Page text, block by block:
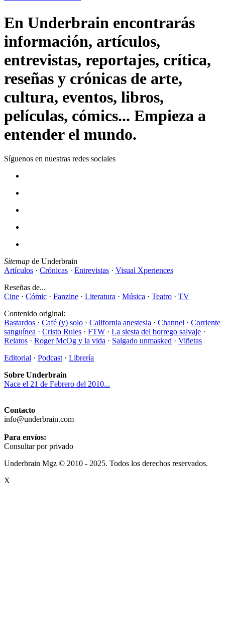
En Underbrain encontrarás
información, artículos,
entrevistas, reportajes, crítica,
reseñas y crónicas de arte,
cultura, eventos, libros,
películas, cómics... Empieza a
entender el mundo.
Síguenos en nuestras redes sociales
Sitemap de Underbrain
Artículos · Crónicas · Entrevistas · Visual Xperiences
Reseñas de...
Cine · Cómic · Fanzine · Literatura · Música · Teatro · TV
Contenido original:
Bastardos · Café (y) solo · California anestesia · Channel · Corriente
sanguínea · Cristo Rules · FTW · La siesta del borrego salvaje ·
Relatos · Roger McOg y la vida · Salgado unmasked · Viñetas
Editorial · Podcast · Librería
Sobre Underbrain
Nace el 21 de Febrero del 2010...
Contacto
info@underbrain.com
Para envíos:
Consultar por privado
Underbrain Mgz © 2010 - 2025. Todos los derechos reservados.
X